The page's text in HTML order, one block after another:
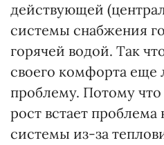
действующей
системы снабжения
горячей водой. Так
своего комфорта еще
проблему. Потому
рост встает проблема
системы из-за